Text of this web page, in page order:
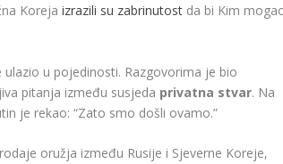
Korejaizrazili su zabrinutost da bi Kim
ulazio u pojedinosti. Razgovorima je bio
pitanja između susjeda privatna stvar. Na
je rekao: “Zato smo došli ovamo.”
oružja između Rusije i Sjeverne Koreje,